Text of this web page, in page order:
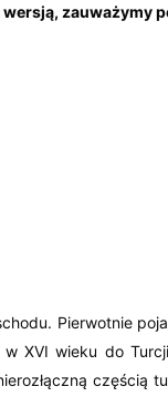
zauważymy
Pierwotnie
XVI wieku do
częścią